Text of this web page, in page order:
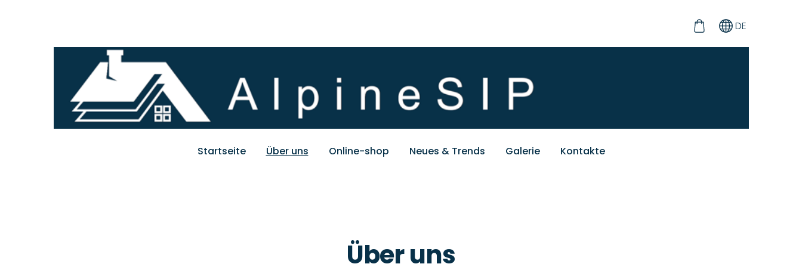
Startseite Über uns Online-shop Neues & Trends Galerie Kontakte
DE
Über uns